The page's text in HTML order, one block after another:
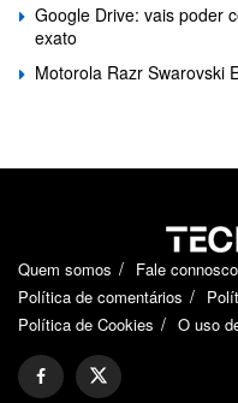
Google Drive: vais poder
exato
Motorola Razr Swarovski
Quem somos Fale connosco
Política de comentários
Política de Cookies
O uso